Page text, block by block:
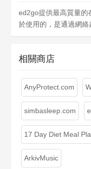
ed2go提供最高質量的
於使用的，是通過網絡
相關商店
AnyProtect.com
simbasleep.com
17 Day Diet Meal
ArkivMusic